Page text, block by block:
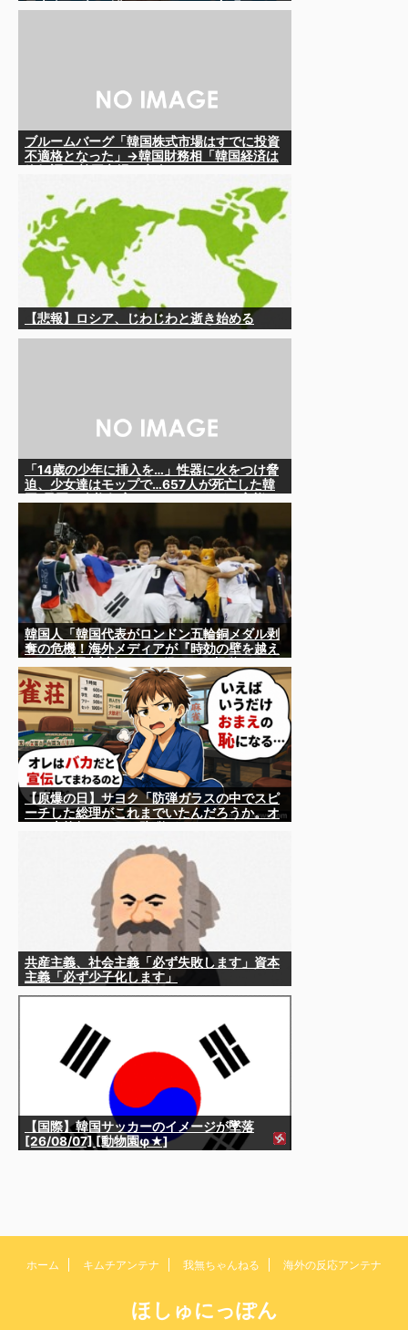
ブルームバーグ「韓国株式市場はすでに投資
不適格となった」→韓国財務相「韓国経済は
国外からどう認識されているのかって問題だ
から……さ
【悲報】ロシア、じわじわと逝き始める
「14歳の少年に挿入を…」性器に火をつけ脅
迫、少女達はモップで…657人が死亡した韓
韓国人「韓国代表がロンドン五輪銅メダル剥
奪の危機！海外メディアが『時効の壁を越え
【原爆の日】サヨク「防弾ガラスの中でスピ
ーチした総理がこれまでいたんだろうか。オ
た！」→石破茂＆オバマ大統領も使ってまし
共産主義、社会主義「必ず失敗します」資本
主義「必ず少子化します」
【国際】韓国サッカーのイメージが墜落
[26/08/07] [動物園φ★]
ホーム キムチアンテナ 我無ちゃんねる 海外の反応アンテナ
ほしゅにっぽん